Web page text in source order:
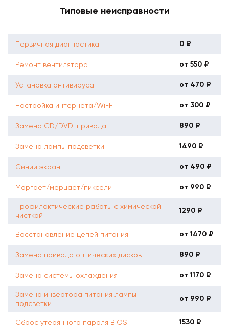
Типовые неисправности
Первичная диагностика 0 ₽
Ремонт вентилятора от 550 ₽
Установка антивируса от 470 ₽
Настройка интернета/Wi-Fi от 300 ₽
Замена CD/DVD-привода 890 ₽
Замена лампы подсветки 1490 ₽
Синий экран от 490 ₽
Моргает/мерцает/пиксели от 990 ₽
Профилактические работы с химической
чисткой
1290 ₽
Восстановление цепей питания от 1470 ₽
Замена привода оптических дисков 890 ₽
Замена системы охлаждения от 1170 ₽
Замена инвертора питания лампы
подсветки
от 990 ₽
Сброс утерянного пароля BIOS 1530 ₽